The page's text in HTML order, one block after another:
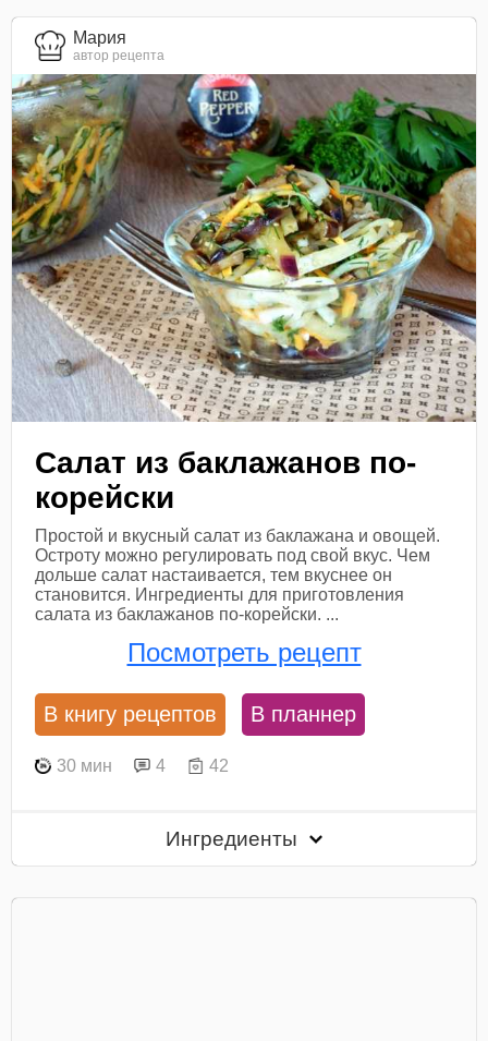
Мария
автор рецепта
Салат из баклажанов по-
корейски
Простой и вкусный салат из баклажана и овощей.
Остроту можно регулировать под свой вкус. Чем
дольше салат настаивается, тем вкуснее он
становится. Ингредиенты для приготовления
салата из баклажанов по-корейски. ...
Посмотреть рецепт
В книгу рецептов В планнер
30 мин 4 42
Ингредиенты